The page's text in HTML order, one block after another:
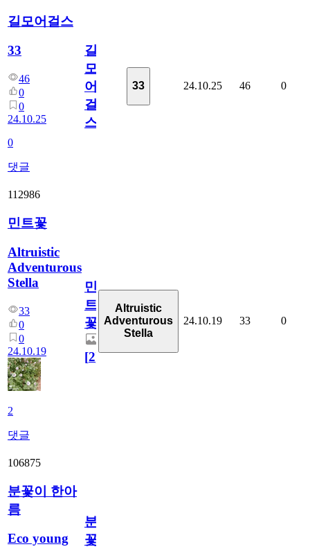
길모어걸스
33
46
0
0
24.10.25
0
댓글
길
모
어
걸
스
33 24.10.25 46 0
112986
민트꽃
Altruistic
Adventurous
Stella
33
0
0
24.10.19
2
댓글
민
트
꽃
[2]
Altruistic
Adventurous
Stella
24.10.19 33 0
106875
분꽃이 한아
름
Eco young
분
꽃